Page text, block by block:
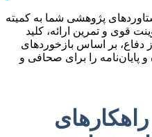
پژوهشی شما به کمیته
قوی و تمرین ارائه، کلید
بر اساس بازخوردهای
و پایان‌نامه را برای صحافی و